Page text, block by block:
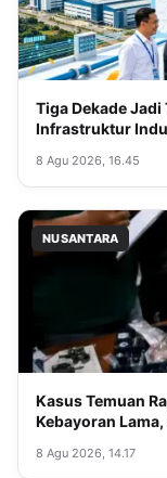
Tiga Dekade Jadi
Infrastruktur
8 Agu 2026, 16.45
NUSANTARA
Kasus Temuan
Kebayoran
8 Agu 2026, 14.17